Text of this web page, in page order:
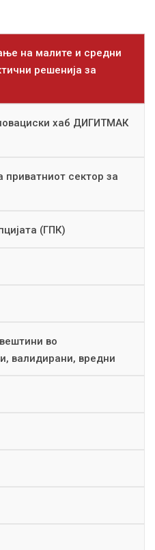
на малите и средни
решенија за
хаб ДИГИТМАК
сектор за
(ГПК)
во
валидирани, вредни